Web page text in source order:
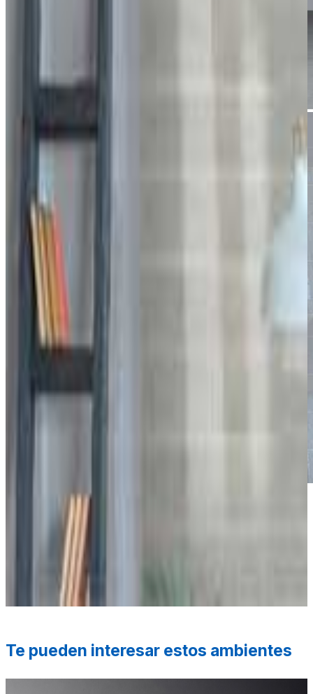
*Las fotografías de productos y ambientes son
ilustrativas, algunos atributos de color y textura pueden
variar de acuerdo a la resolución de tu pantalla y diferir
de la realidad. Los elementos de ambientación no se
incluyen en la compra.
Te pueden interesar estos ambientes